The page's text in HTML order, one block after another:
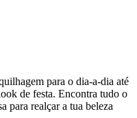
para o dia-a-dia até
de festa. Encontra tudo o
para realçar a tua beleza